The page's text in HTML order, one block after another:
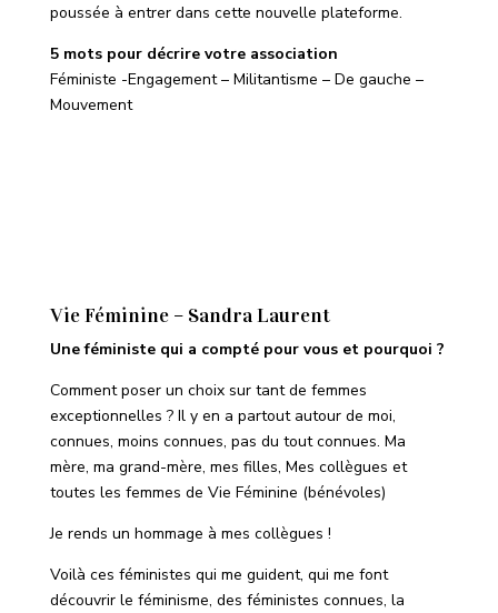
poussée à entrer dans cette nouvelle plateforme.
5 mots pour décrire votre association
Féministe -Engagement – Militantisme – De gauche –
Mouvement
Vie Féminine – Sandra Laurent
Une féministe qui a compté pour vous et pourquoi ?
Comment poser un choix sur tant de femmes
exceptionnelles ? Il y en a partout autour de moi,
connues, moins connues, pas du tout connues. Ma
mère, ma grand-mère, mes filles, Mes collègues et
toutes les femmes de Vie Féminine (bénévoles)
Je rends un hommage à mes collègues !
Voilà ces féministes qui me guident, qui me font
découvrir le féminisme, des féministes connues, la